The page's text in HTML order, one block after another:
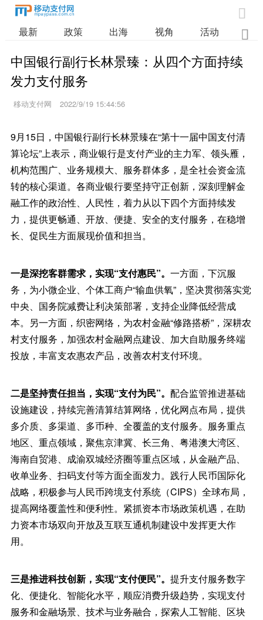

最新 政策 出海 视角 活动 业

中国银行副行长林景臻：从四个方面持续
发力支付服务
移动支付网 2022/9/19 15:44:56
9月15日，中国银行副行长林景臻在“第十一届中国支付清
算论坛”上表示，商业银行是支付产业的主力军、领头雁，
机构范围广、业务规模大、服务群体多，是全社会资金流
转的核心渠道。各商业银行要坚持守正创新，深刻理解金
融工作的政治性、人民性，着力从以下四个方面持续发
力，提供更畅通、开放、便捷、安全的支付服务，在稳增
长、促民生方面展现价值和担当。
一是深挖客群需求，实现“支付惠民”。 一方面，下沉服
务，为小微企业、个体工商户“输血供氧”，坚决贯彻落实党
中央、国务院减费让利决策部署，支持企业降低经营成
本。另一方面，织密网络，为农村金融“修路搭桥”，深耕农
村支付服务，加强农村金融网点建设、加大自助服务终端
投放，丰富支农惠农产品，改善农村支付环境。
二是坚持责任担当，实现“支付为民”。 配合监管推进基础
设施建设，持续完善清算结算网络，优化网点布局，提供
多介质、多渠道、多币种、全覆盖的支付服务。服务重点
地区、重点领域，聚焦京津冀、长三角、粤港澳大湾区、
海南自贸港、成渝双城经济圈等重点区域，从金融产品、
收单业务、扫码支付等方面全面发力。践行人民币国际化
战略，积极参与人民币跨境支付系统（CIPS）全球布局，
提高网络覆盖性和便利性。紧抓资本市场政策机遇，在助
力资本市场双向开放及互联互通机制建设中发挥更大作
用。
三是推进科技创新，实现“支付便民”。 提升支付服务数字
化、便捷化、智能化水平，顺应消费升级趋势，实现支付
服务和金融场景、技术与业务融合，探索人工智能、区块